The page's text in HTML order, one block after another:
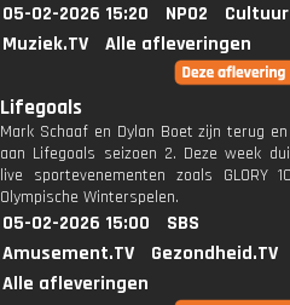
05-02-2026 15:20 NPO2
Muziek.TV
Alle afleveringen
Lifegoals
Mark Schaaf en Dylan Boet zijn terug
aan Lifegoals seizoen 2. Deze week
live sportevenementen zoals GLORY
Olympische Winterspelen.
05-02-2026 15:00
SBS
Amusement.TV
Gezondheid.TV
Alle afleveringen